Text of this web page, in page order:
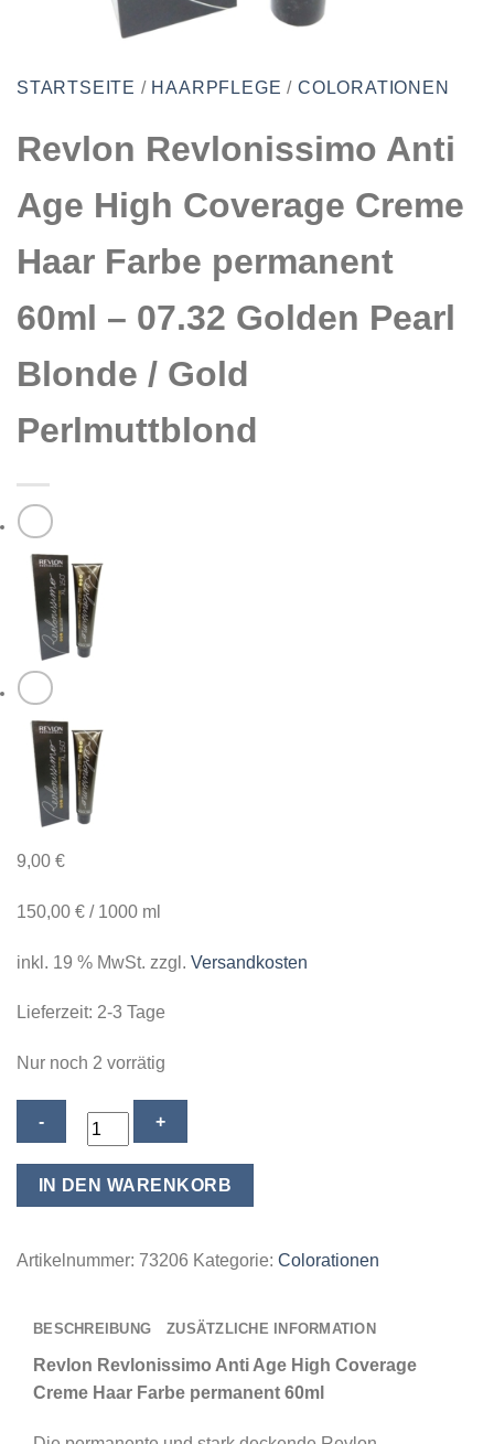
STARTSEITE / HAARPFLEGE / COLORATIONEN
Revlon Revlonissimo Anti
Age High Coverage Creme
Haar Farbe permanent
60ml – 07.32 Golden Pearl
Blonde / Gold
Perlmuttblond
9,00 €
150,00 € / 1000 ml
inkl. 19 % MwSt. zzgl. Versandkosten
Lieferzeit: 2-3 Tage
Nur noch 2 vorrätig
Revlon
Revlonissimo
Anti
Age
Coverage
Farbe
permanent
60ml
IN DEN WARENKORB
Artikelnummer: 73206 Kategorie: Colorationen
BESCHREIBUNG ZUSÄTZLICHE INFORMATION
Revlon Revlonissimo Anti Age High Coverage
Creme Haar Farbe permanent 60ml